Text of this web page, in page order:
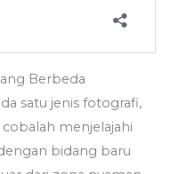
Berbeda
satu jenis fotografi,
menjelajahi
bidang baru